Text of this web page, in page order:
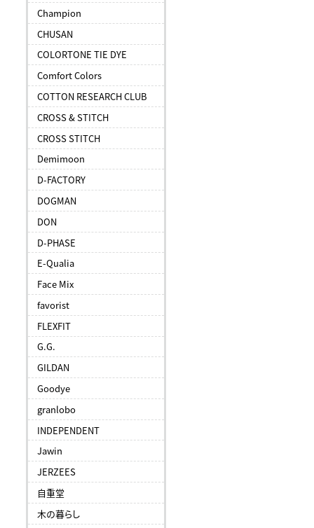
Champion
CHUSAN
COLORTONE TIE DYE
Comfort Colors
COTTON RESEARCH CLUB
CROSS & STITCH
CROSS STITCH
Demimoon
D-FACTORY
DOGMAN
DON
D-PHASE
E-Qualia
Face Mix
favorist
FLEXFIT
G.G.
GILDAN
Goodye
granlobo
INDEPENDENT
Jawin
JERZEES
自重堂
木の暮らし